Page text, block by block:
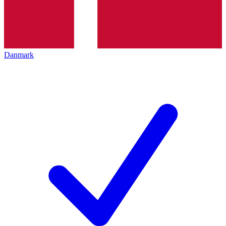
Danmark